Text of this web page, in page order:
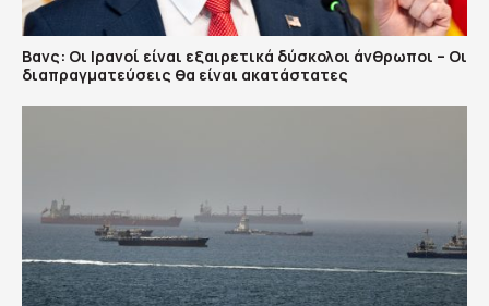
Βανς: Οι Ιρανοί είναι εξαιρετικά δύσκολοι άνθρωποι – Οι
διαπραγματεύσεις θα είναι ακατάστατες